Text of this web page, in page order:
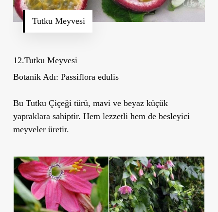
Tutku Meyvesi
12.Tutku Meyvesi
Botanik Adı: Passiflora edulis
Bu Tutku Çiçeği türü, mavi ve beyaz küçük
yapraklara sahiptir. Hem lezzetli hem de besleyici
meyveler üretir.